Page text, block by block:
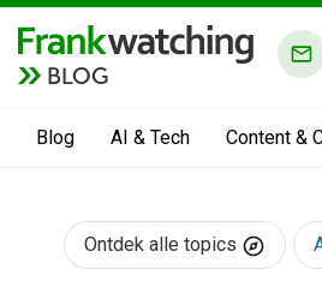
BLOG
Blog AI & Tech Content &
Ontdek alle topics